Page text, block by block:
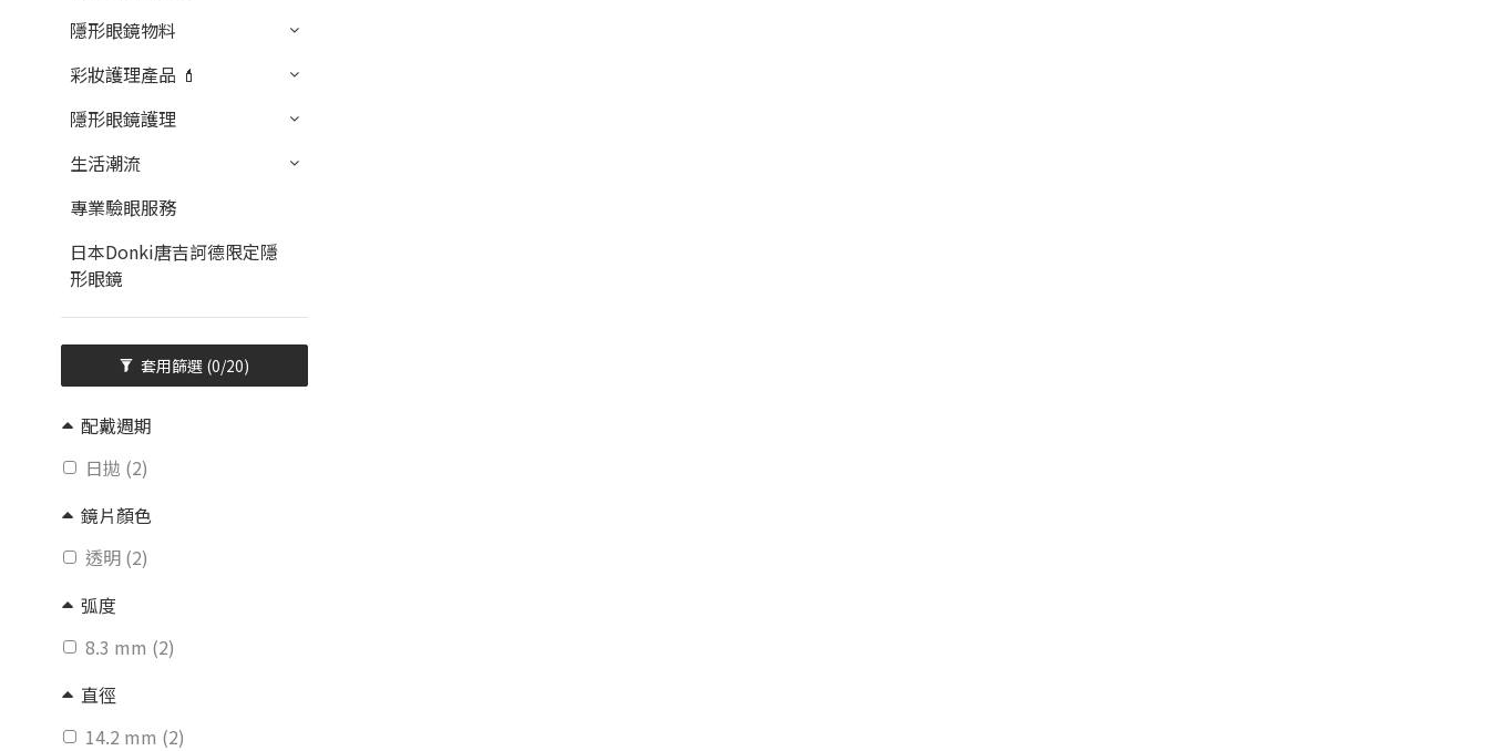
隱形眼鏡物料
彩妝護理產品 💄
隱形眼鏡護理
生活潮流
專業驗眼服務
日本Donki唐吉訶德限定隱
形眼鏡
套用篩選 (0/20)
配戴週期
日拋 (2)
鏡片顏色
透明 (2)
弧度
8.3 mm (2)
直徑
14.2 mm (2)